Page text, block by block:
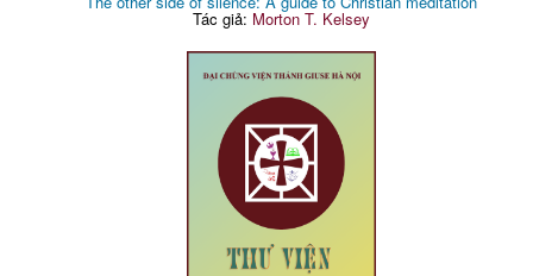
Tác giả: Morton T. Kelsey